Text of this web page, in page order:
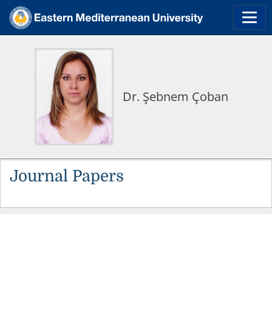
Dr. Şebnem Çoban
Journal Papers